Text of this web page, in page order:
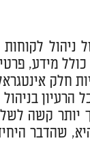
מידע,
חלק
הרעיון
קשה
שהדבר